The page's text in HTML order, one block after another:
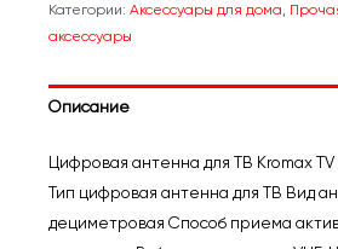
антенна
ТВ
Kromax
FLAT-
06
Категории: Аксессуары для дома,
аксессуары
Описание
Цифровая антенна для ТВ Kromax
Тип цифровая антенна для ТВ Вид
дециметровая Способ приема